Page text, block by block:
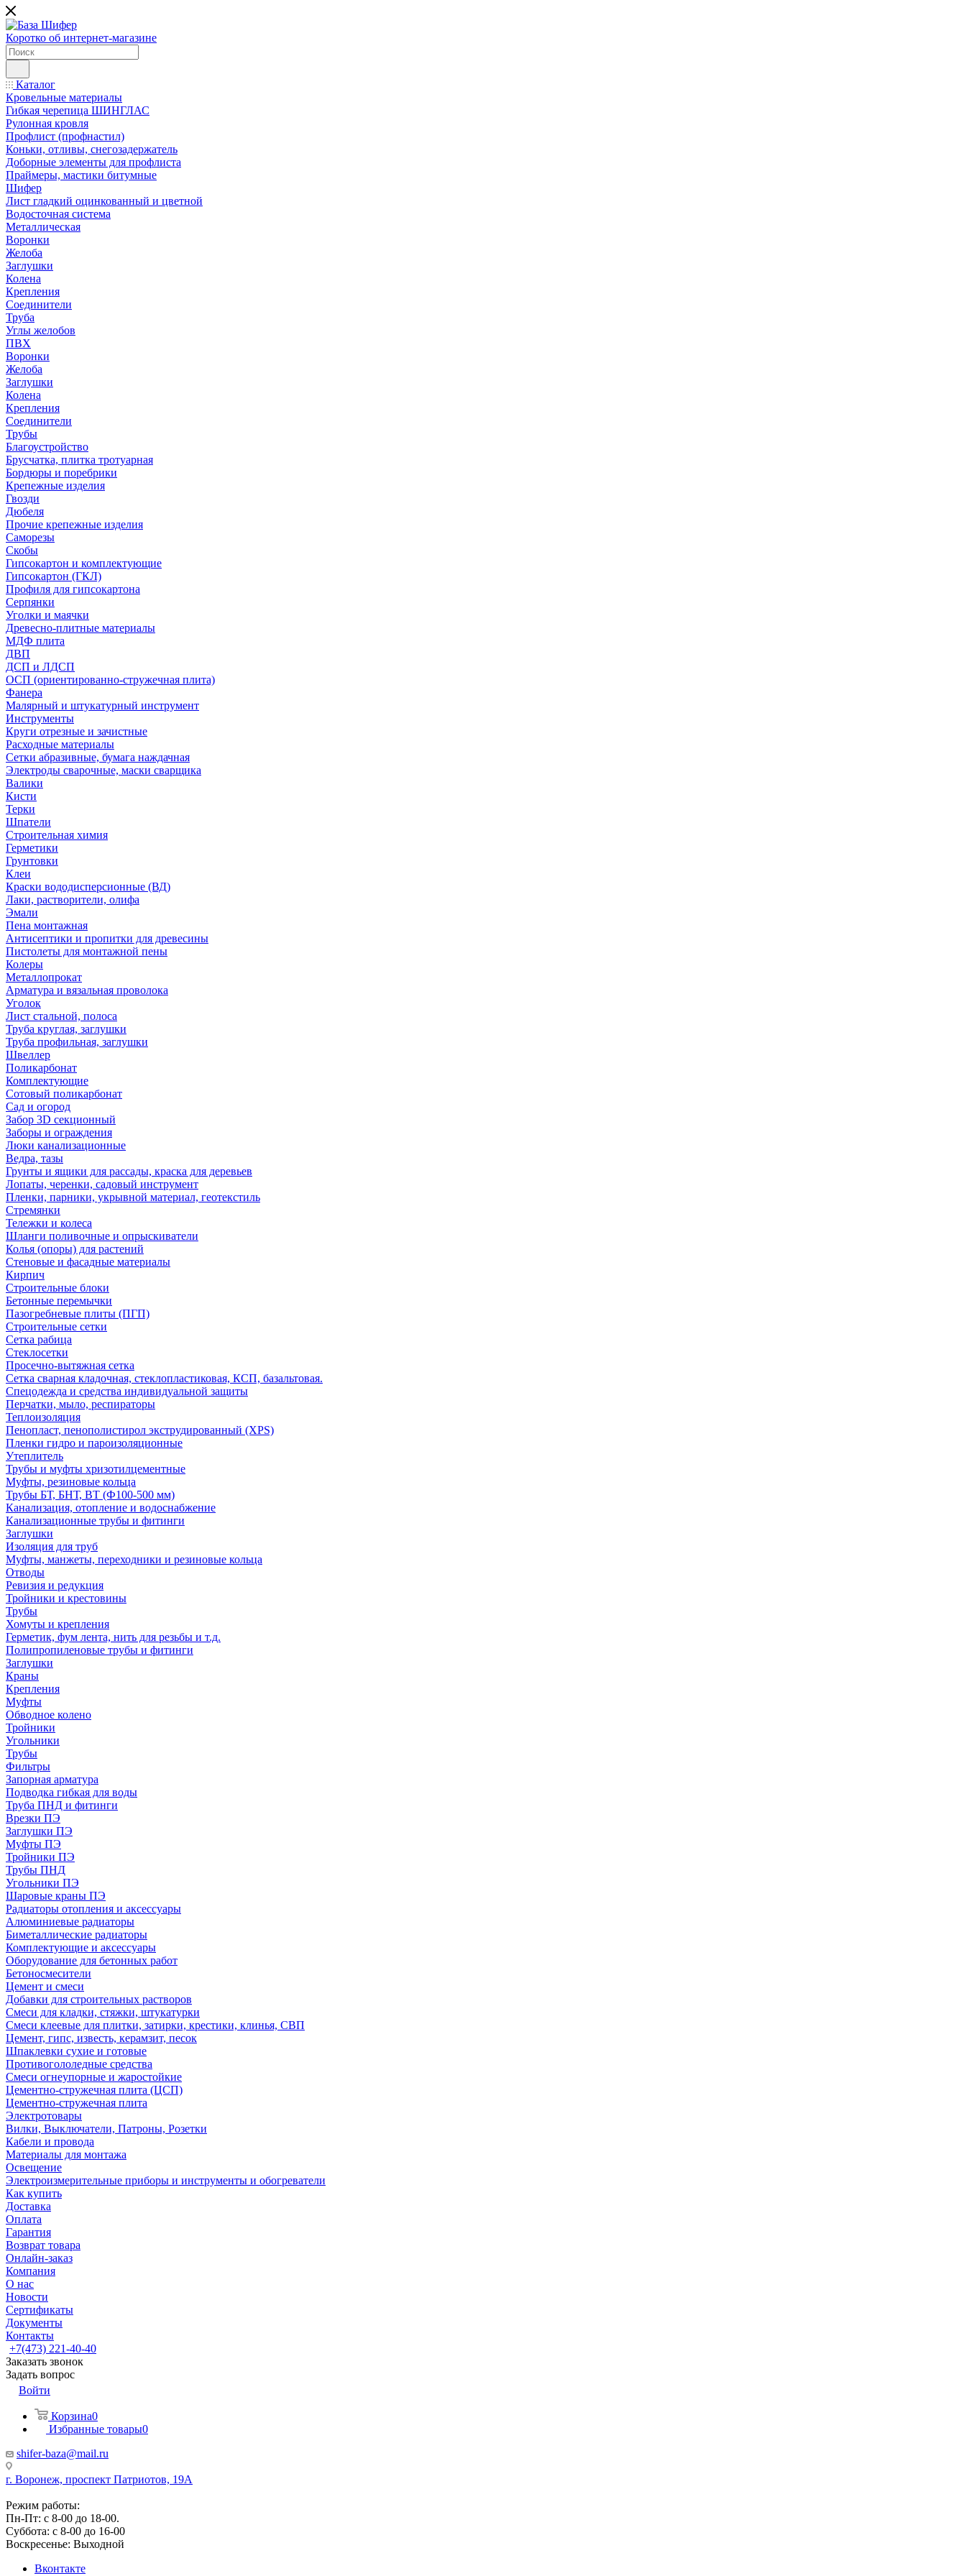
Коротко об интернет-магазине
Каталог
Кровельные материалы
Гибкая черепица ШИНГЛАС
Рулонная кровля
Профлист (профнастил)
Коньки, отливы, снегозадержатель
Доборные элементы для профлиста
Праймеры, мастики битумные
Шифер
Лист гладкий оцинкованный и цветной
Водосточная система
Металлическая
Воронки
Желоба
Заглушки
Колена
Крепления
Соединители
Труба
Углы желобов
ПВХ
Воронки
Желоба
Заглушки
Колена
Крепления
Соединители
Трубы
Благоустройство
Брусчатка, плитка тротуарная
Бордюры и поребрики
Крепежные изделия
Гвозди
Дюбеля
Прочие крепежные изделия
Саморезы
Скобы
Гипсокартон и комплектующие
Гипсокартон (ГКЛ)
Профиля для гипсокартона
Серпянки
Уголки и маячки
Древесно-плитные материалы
МДФ плита
ДВП
ДСП и ЛДСП
ОСП (ориентированно-стружечная плита)
Фанера
Малярный и штукатурный инструмент
Инструменты
Круги отрезные и зачистные
Расходные материалы
Сетки абразивные, бумага наждачная
Электроды сварочные, маски сварщика
Валики
Кисти
Терки
Шпатели
Строительная химия
Герметики
Грунтовки
Клеи
Краски вододисперсионные (ВД)
Лаки, растворители, олифа
Эмали
Пена монтажная
Антисептики и пропитки для древесины
Пистолеты для монтажной пены
Колеры
Металлопрокат
Арматура и вязальная проволока
Уголок
Лист стальной, полоса
Труба круглая, заглушки
Труба профильная, заглушки
Швеллер
Поликарбонат
Комплектующие
Сотовый поликарбонат
Сад и огород
Забор 3D секционный
Заборы и ограждения
Люки канализационные
Ведра, тазы
Грунты и ящики для рассады, краска для деревьев
Лопаты, черенки, садовый инструмент
Пленки, парники, укрывной материал, геотекстиль
Стремянки
Тележки и колеса
Шланги поливочные и опрыскиватели
Колья (опоры) для растений
Стеновые и фасадные материалы
Кирпич
Строительные блоки
Бетонные перемычки
Пазогребневые плиты (ПГП)
Строительные сетки
Сетка рабица
Стеклосетки
Просечно-вытяжная сетка
Сетка сварная кладочная, стеклопластиковая, КСП, базальтовая.
Спецодежда и средства индивидуальной защиты
Перчатки, мыло, респираторы
Теплоизоляция
Пенопласт, пенополистирол экструдированный (XPS)
Пленки гидро и пароизоляционные
Утеплитель
Трубы и муфты хризотилцементные
Муфты, резиновые кольца
Трубы БТ, БНТ, ВТ (Ф100-500 мм)
Канализация, отопление и водоснабжение
Канализационные трубы и фитинги
Заглушки
Изоляция для труб
Муфты, манжеты, переходники и резиновые кольца
Отводы
Ревизия и редукция
Тройники и крестовины
Трубы
Хомуты и крепления
Герметик, фум лента, нить для резьбы и т.д.
Полипропиленовые трубы и фитинги
Заглушки
Краны
Крепления
Муфты
Обводное колено
Тройники
Угольники
Трубы
Фильтры
Запорная арматура
Подводка гибкая для воды
Труба ПНД и фитинги
Врезки ПЭ
Заглушки ПЭ
Муфты ПЭ
Тройники ПЭ
Трубы ПНД
Угольники ПЭ
Шаровые краны ПЭ
Радиаторы отопления и аксессуары
Алюминиевые радиаторы
Биметаллические радиаторы
Комплектующие и аксессуары
Оборудование для бетонных работ
Бетоносмесители
Цемент и смеси
Добавки для строительных растворов
Смеси для кладки, стяжки, штукатурки
Смеси клеевые для плитки, затирки, крестики, клинья, СВП
Цемент, гипс, известь, керамзит, песок
Шпаклевки сухие и готовые
Противогололедные средства
Смеси огнеупорные и жаростойкие
Цементно-стружечная плита (ЦСП)
Цементно-стружечная плита
Электротовары
Вилки, Выключатели, Патроны, Розетки
Кабели и провода
Материалы для монтажа
Освещение
Электроизмерительные приборы и инструменты и обогреватели
Как купить
Доставка
Оплата
Гарантия
Возврат товара
Онлайн-заказ
Компания
О нас
Новости
Сертификаты
Документы
Контакты
+7(473) 221-40-40
Заказать звонок
Задать вопрос
Войти
Корзина0
Избранные товары0
shifer-baza@mail.ru
г. Воронеж, проспект Патриотов, 19А
Режим работы:
Пн-Пт: с 8-00 до 18-00.
Суббота: с 8-00 до 16-00
Воскресенье: Выходной
Вконтакте